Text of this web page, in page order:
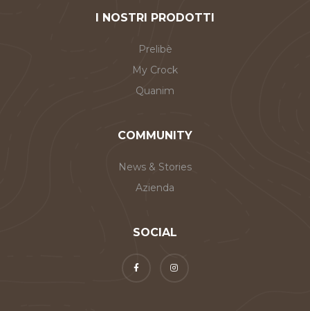
I NOSTRI PRODOTTI
Prelibè
My Crock
Quanim
COMMUNITY
News & Stories
Azienda
SOCIAL